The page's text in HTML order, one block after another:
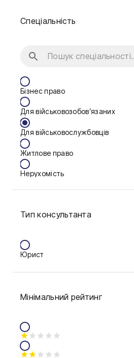
Васильків
Дніпро
Калуш
Кам'янське
Ковель
Конотоп
Кривий Ріг
Рівне
Київ
Львів
Спеціальність
Бізнес право
Для військовозобов’язаних
Для військовослужбовців
Житлове право
Нерухомість
Фінанси
Тип консультанта
Юрист
Мінімальний рейтинг